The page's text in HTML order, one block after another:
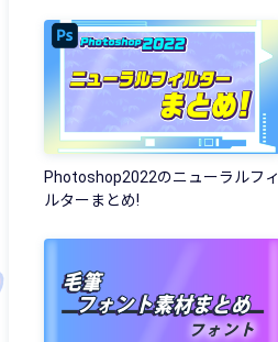
Photoshop2022のニューラルフィ
ルターまとめ!